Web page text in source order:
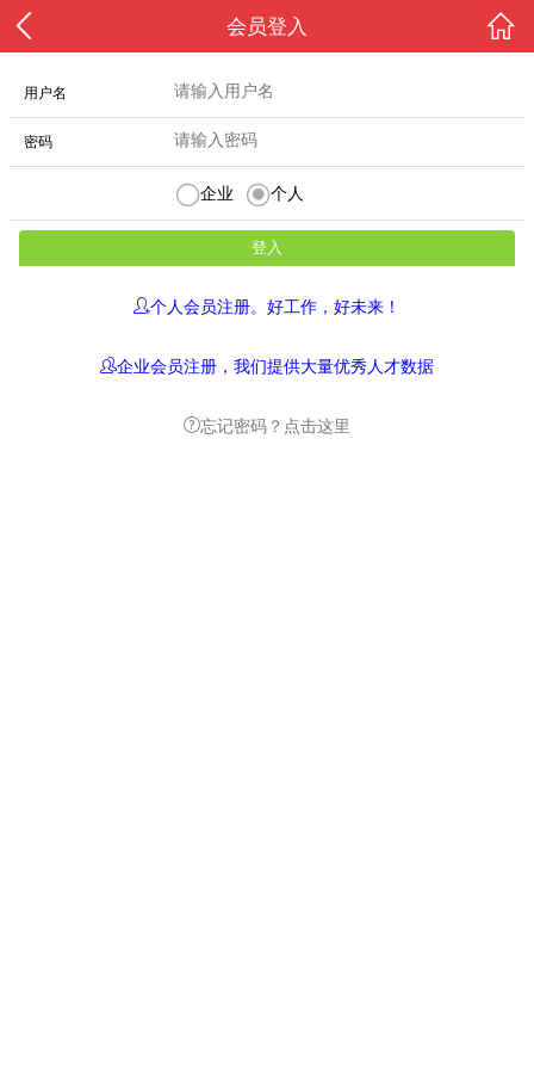
会员登入
用户名
密码
企业 个人
个人会员注册。好工作，好未来！
企业会员注册，我们提供大量优秀人才数据
忘记密码？点击这里